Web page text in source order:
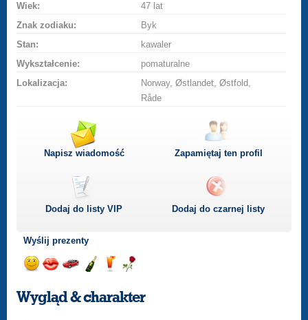
Wiek:
47 lat
Znak zodiaku:
Byk
Stan:
kawaler
Wykształcenie:
pomaturalne
Lokalizacja:
Norway, Østlandet, Østfold,
Råde
Napisz wiadomość Zapamiętaj ten profil
Dodaj do listyVIP Dodaj do czarnej listy
Wyślij prezenty
uśmiech
buziakasamochodem
szampana
drinka
różę
Wygląd & charakter